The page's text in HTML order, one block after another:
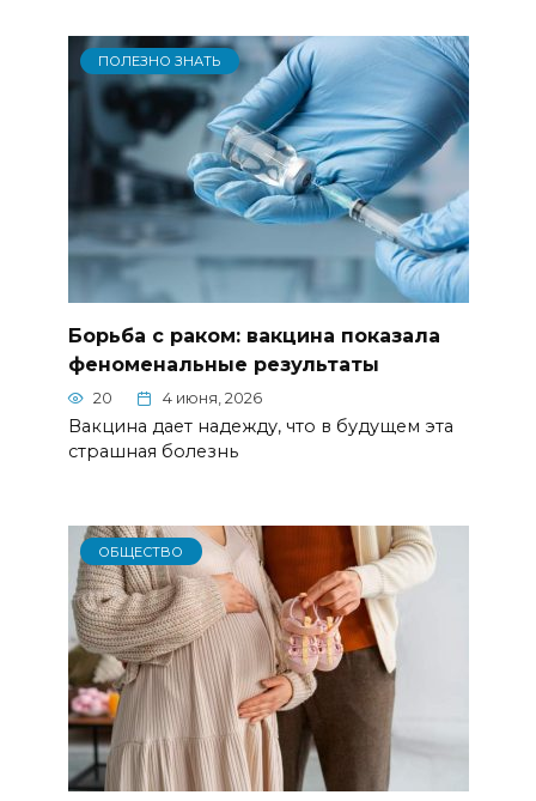
ПОЛЕЗНО ЗНАТЬ
Борьба с раком: вакцина показала
феноменальные результаты
20 4 июня, 2026
Вакцина дает надежду, что в будущем эта
страшная болезнь
ОБЩЕСТВО